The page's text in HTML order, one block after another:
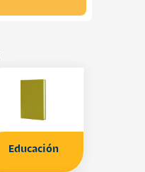
Educación